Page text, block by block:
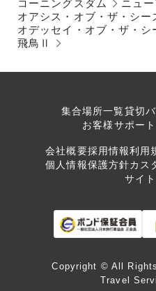
コーニングスダム
ニュ
オアシス・オブ・ザ・シー
オデッセイ・オブ・ザ・シ
飛鳥Ⅱ
集合場所一覧貸切
お客様サポート
会社概要採用情報利用
個人情報保護方針カス
サイ
Copyright © All
Travel